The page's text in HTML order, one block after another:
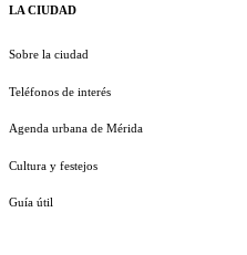
LA CIUDAD
Sobre la ciudad
Teléfonos de interés
Agenda urbana de Mérida
Cultura y festejos
Guía útil